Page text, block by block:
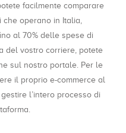
facilmente comparare
operano in Italia,
al 70% delle spese di
del vostro corriere, potete
sul nostro portale. Per le
il proprio e-commerce al
l’intero processo di